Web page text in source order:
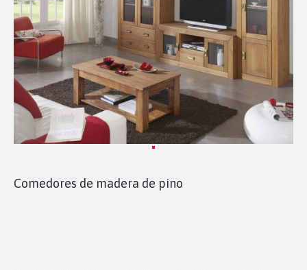
Comedores de madera de pino